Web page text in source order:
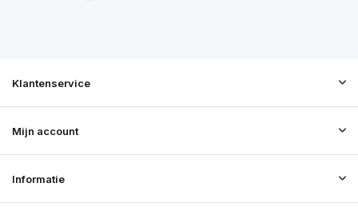
Klantenservice
Mijn account
Informatie